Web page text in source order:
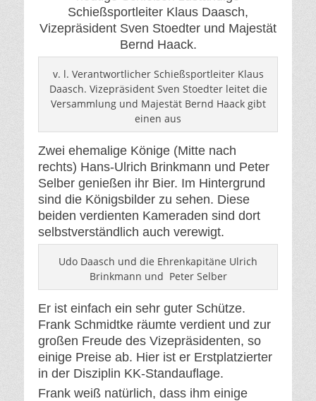
Schießsportleiter Klaus Daasch,
Vizepräsident Sven Stoedter und Majestät
Bernd Haack.
v. l. Verantwortlicher Schießsportleiter Klaus
Daasch. Vizepräsident Sven Stoedter leitet die
Versammlung und Majestät Bernd Haack gibt
einen aus
Zwei ehemalige Könige (Mitte nach
rechts) Hans-Ulrich Brinkmann und Peter
Selber genießen ihr Bier. Im Hintergrund
sind die Königsbilder zu sehen. Diese
beiden verdienten Kameraden sind dort
selbstverständlich auch verewigt.
Udo Daasch und die Ehrenkapitäne Ulrich
Brinkmann und Peter Selber
Er ist einfach ein sehr guter Schütze.
Frank Schmidtke räumte verdient und zur
großen Freude des Vizepräsidenten, so
einige Preise ab. Hier ist er Erstplatzierter
in der Disziplin KK-Standauflage.
Frank weiß natürlich, dass ihm einige